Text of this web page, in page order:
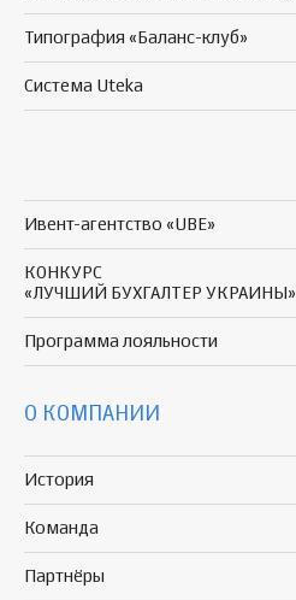
Типография «Баланс-клуб»
Система Uteka
Ивент-агентство «UBE»
КОНКУРС
«ЛУЧШИЙ БУХГАЛТЕР УКРАИНЫ»
Программа лояльности
О КОМПАНИИ
История
Команда
Партнёры